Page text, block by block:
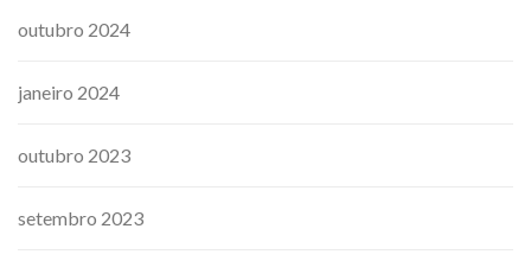
outubro 2024
janeiro 2024
outubro 2023
setembro 2023